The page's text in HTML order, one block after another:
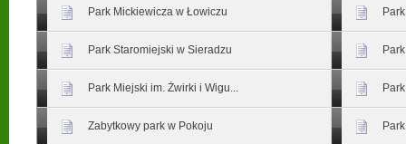
Park Mickiewicza w Łowiczu
Park Staromiejski w Sieradzu
Park Miejski im. Żwirki i Wigu...
Zabytkowy park w Pokoju